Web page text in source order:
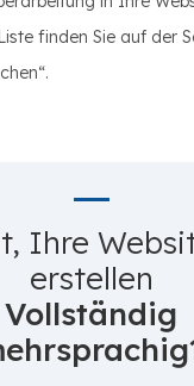
finden Sie auf der
Ihre
erstellen
Vollständig